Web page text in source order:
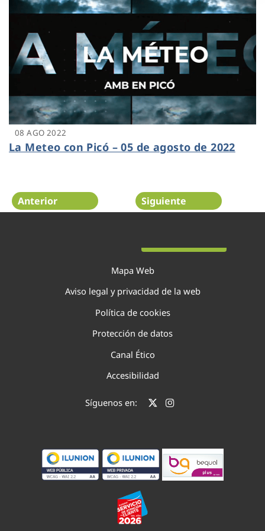
08 AGO 2022
La Meteo con Picó – 05 de agosto de 2022
Anterior Siguiente
Mapa Web
Aviso legal y privacidad de la web
Política de cookies
Protección de datos
Canal Ético
Accesibilidad
Síguenos en: